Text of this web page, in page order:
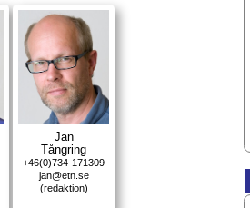
Jan
Tångring
+46(0)734-171309
jan@etn.se
(redaktion)